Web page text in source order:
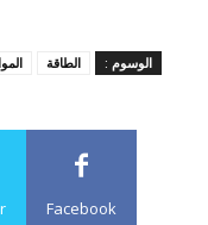
الوسوم : الطاقة
Facebook